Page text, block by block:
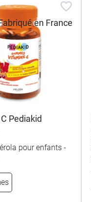
Pediakid
pour enfants -